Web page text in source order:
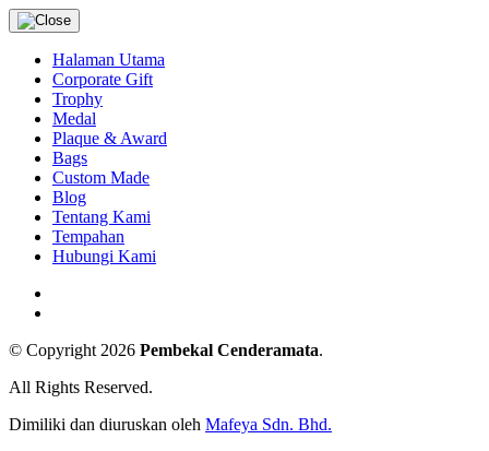
Halaman Utama
Corporate Gift
Trophy
Medal
Plaque & Award
Bags
Custom Made
Blog
Tentang Kami
Tempahan
Hubungi Kami
© Copyright 2026 Pembekal Cenderamata.
All Rights Reserved.
Dimiliki dan diuruskan oleh Mafeya Sdn. Bhd.